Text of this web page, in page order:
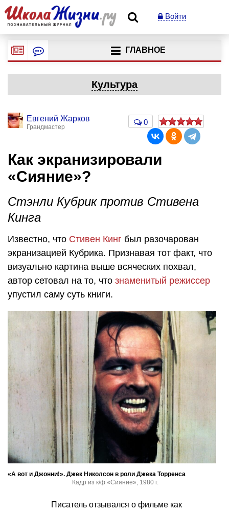
Войти
ГЛАВНОЕ
Культура
Евгений Жарков
Грандмастер
0
Как экранизировали
«Сияние»?
Стэнли Кубрик против Стивена
Кинга
Известно, что Стивен Кинг был разочарован
экранизацией Кубрика. Признавая тот факт, что
визуально картина выше всяческих похвал,
автор сетовал на то, что знаменитый режиссер
упустил саму суть книги.
«А вот и Джонни!». Джек Николсон в роли Джека Торренса
Кадр из к/ф «Сияние», 1980 г.
Писатель отзывался о фильме как